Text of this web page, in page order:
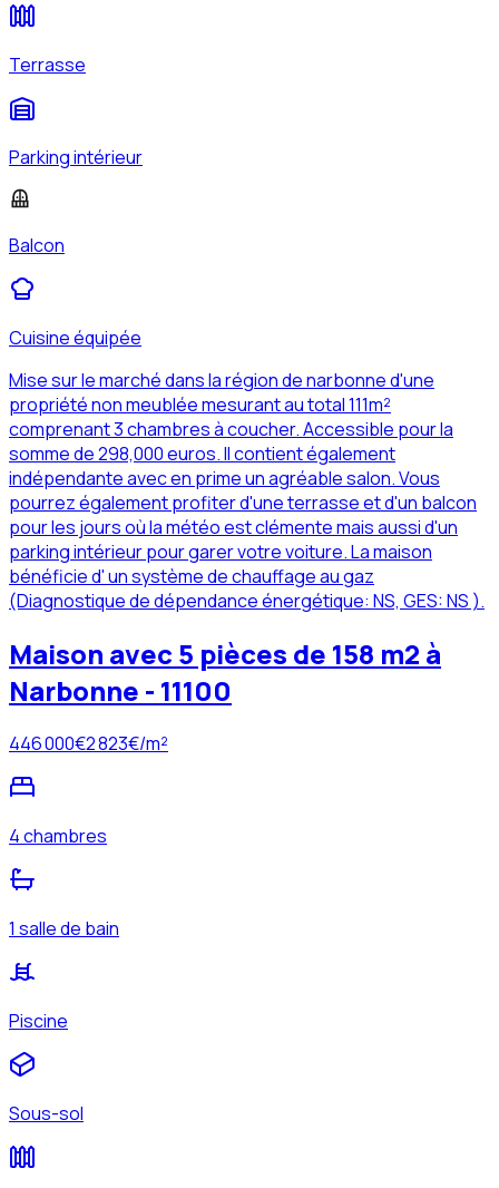
Terrasse
Parking intérieur
Balcon
Cuisine équipée
Mise sur le marché dans la région de narbonne d'une
propriété non meublée mesurant au total 111m²
comprenant 3 chambres à coucher. Accessible pour la
somme de 298,000 euros. Il contient également
indépendante avec en prime un agréable salon. Vous
pourrez également profiter d'une terrasse et d'un balcon
pour les jours où la météo est clémente mais aussi d'un
parking intérieur pour garer votre voiture. La maison
bénéficie d' un système de chauffage au gaz
(Diagnostique de dépendance énergétique: NS, GES: NS ).
Maison avec 5 pièces de 158 m2 à
Narbonne - 11100
446 000€2 823€/m²
4 chambres
1 salle de bain
Piscine
Sous-sol